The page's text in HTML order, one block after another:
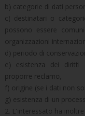
b) categorie di dati
c) destinatari o
possono essere
organizzazioni
d) periodo di
e) esistenza dei diritti
proporre reclamo,
f) origine (se i dati non
g) esistenza di un
2. L'interessato ha inoltre